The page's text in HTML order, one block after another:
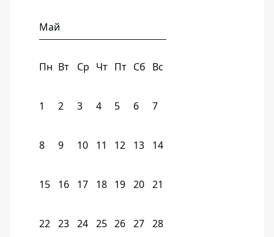
Май
Пн Вт Ср Чт Пт Сб Вс
1 2 3 4 5 6 7
8 9 10 11 12 13 14
15 16 17 18 19 20 21
22 23 24 25 26 27 28